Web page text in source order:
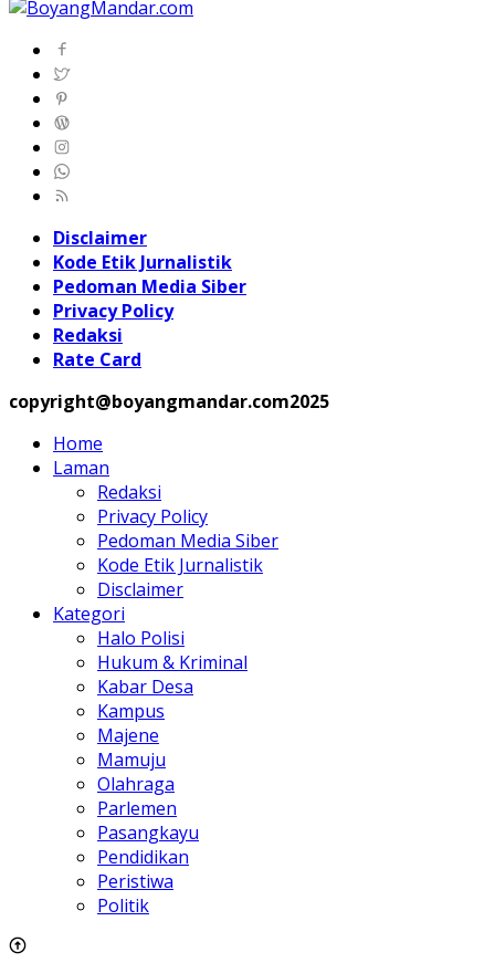
Disclaimer
Kode Etik Jurnalistik
Pedoman Media Siber
Privacy Policy
Redaksi
Rate Card
copyright@boyangmandar.com2025
Home
Laman
Redaksi
Privacy Policy
Pedoman Media Siber
Kode Etik Jurnalistik
Disclaimer
Kategori
Halo Polisi
Hukum & Kriminal
Kabar Desa
Kampus
Majene
Mamuju
Olahraga
Parlemen
Pasangkayu
Pendidikan
Peristiwa
Politik